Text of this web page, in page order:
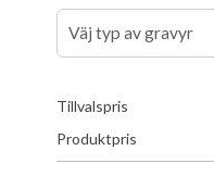
Tillvalspris
Produktpris